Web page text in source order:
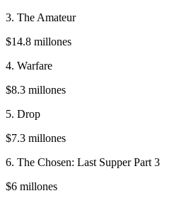
3. The Amateur
$14.8 millones
4. Warfare
$8.3 millones
5. Drop
$7.3 millones
6. The Chosen: Last Supper Part 3
$6 millones